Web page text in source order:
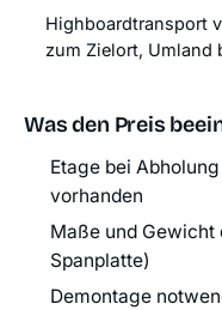
Highboardtransport
zum Zielort, Umland
Was den Preis
Etage bei
vorhanden
Maße und Gewicht
Spanplatte)
Demontage